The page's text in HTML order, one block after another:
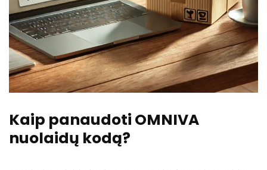
Kaip panaudoti OMNIVA
nuolaidų kodą?